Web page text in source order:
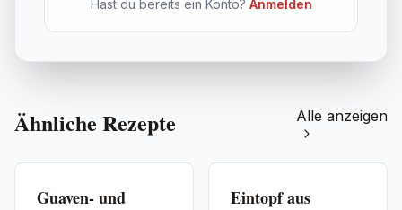
Hast du bereits ein Konto? Anmelden
Ähnliche Rezepte Alle anzeigen
Guaven- und
Eintopf aus